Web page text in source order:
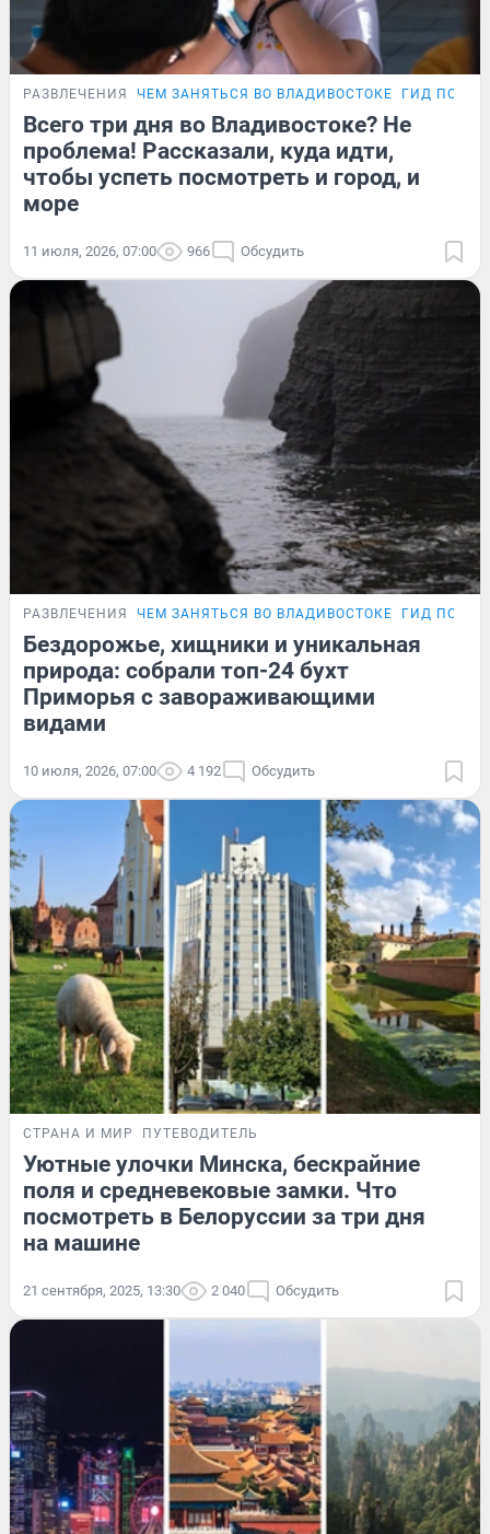
РАЗВЛЕЧЕНИЯ ЧЕМ ЗАНЯТЬСЯ ВО ВЛАДИВОСТОКЕ ГИД ПО
Всего три дня во Владивостоке? Не
проблема! Рассказали, куда идти,
чтобы успеть посмотреть и город, и
море
11 июля, 2026, 07:00 966 Обсудить
РАЗВЛЕЧЕНИЯ ЧЕМ ЗАНЯТЬСЯ ВО ВЛАДИВОСТОКЕ ГИД ПО
Бездорожье, хищники и уникальная
природа: собрали топ-24 бухт
Приморья с завораживающими
видами
10 июля, 2026, 07:00 4 192 Обсудить
СТРАНА И МИР ПУТЕВОДИТЕЛЬ
Уютные улочки Минска, бескрайние
поля и средневековые замки. Что
посмотреть в Белоруссии за три дня
на машине
21 сентября, 2025, 13:30 2 040 Обсудить